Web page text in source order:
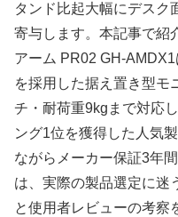
タンド比起大幅にデスク
寄与します。本記事で紹
アーム PR02 GH-
を採用した据え置き型モ
チ・耐荷重9kgまで対応
ング1位を獲得した人気
ながらメーカー保証3年
は、実際の製品選定に迷
と使用者レビューの考察